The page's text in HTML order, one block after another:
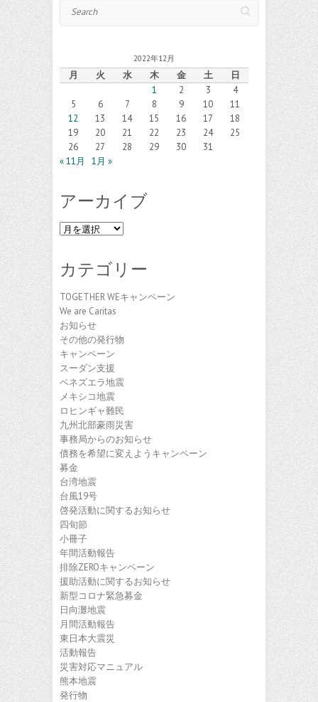
2022年12月
月 火 水 木 金 土
日
1
2 3
4
5
6 7 8 9 10
11
12
13 14 15 16 17
18
19
20 21 22 23 24
25
26
27 28 29 30
31
« 11月
1月 »
アーカイブ
ア
イ
カテゴリー
TOGETHER WEキャンペーン
We are Caritas
お知らせ
その他の発行物
キャンペーン
スーダン支援
ベネズエラ地震
メキシコ地震
ロヒンギャ難民
九州北部豪雨災害
事務局からのお知らせ
債務を希望に変えようキャンペーン
募金
台湾地震
台風19号
啓発活動に関するお知らせ
四旬節
小冊子
年間活動報告
排除ZEROキャンペーン
援助活動に関するお知らせ
新型コロナ緊急募金
日向灘地震
月間活動報告
東日本大震災
活動報告
災害対応マニュアル
熊本地震
発行物